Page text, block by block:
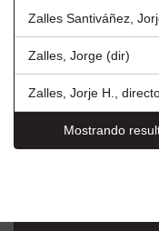
Zalles Santiváñez,
Zalles, Jorge (dir)
Zalles, Jorje H.,
Mostrando